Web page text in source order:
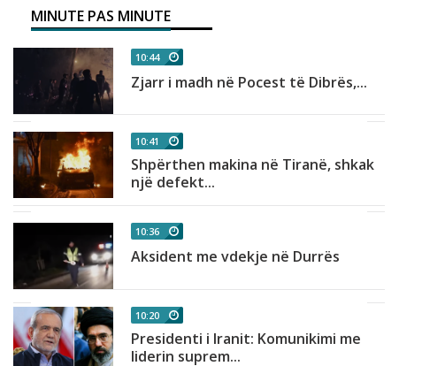
MINUTE PAS MINUTE
10:44
Zjarr i madh në Pocest të Dibrës,...
10:41
Shpërthen makina në Tiranë, shkak
një defekt...
10:36
Aksident me vdekje në Durrës
10:20
Presidenti i Iranit: Komunikimi me
liderin suprem...